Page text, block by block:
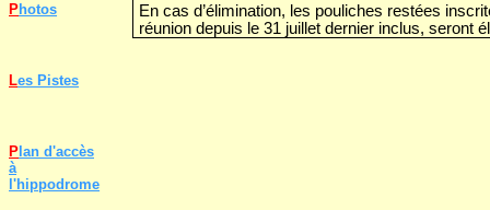
Photos
Les Pistes
P lan d'accès
à
l'hippodrome
En cas d’élimination, les pouliches restées
réunion depuis le 31 juillet dernier inclus, seront